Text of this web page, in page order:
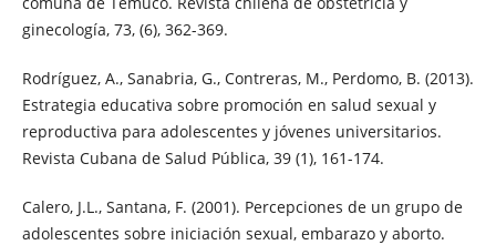
ginecología, 73, (6), 362-369.
Rodríguez, A., Sanabria, G., Contreras, M., Perdomo, B. (2013).
Estrategia educativa sobre promoción en salud sexual y
reproductiva para adolescentes y jóvenes universitarios.
Revista Cubana de Salud Pública, 39 (1), 161-174.
Calero, J.L., Santana, F. (2001). Percepciones de un grupo de
adolescentes sobre iniciación sexual, embarazo y aborto.